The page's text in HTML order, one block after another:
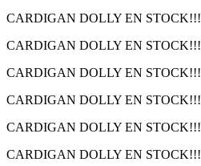
CARDIGAN DOLLY EN STOCK!!!
CARDIGAN DOLLY EN STOCK!!!
CARDIGAN DOLLY EN STOCK!!!
CARDIGAN DOLLY EN STOCK!!!
CARDIGAN DOLLY EN STOCK!!!
CARDIGAN DOLLY EN STOCK!!!